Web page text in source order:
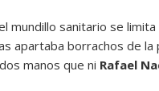
mundillo sanitario se
apartaba borrachos de la
manos que ni Rafael